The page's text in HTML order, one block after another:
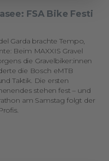
FSA Bike Festi
Garda brachte Tempo,
Beim MAXXIS Gravel
die Gravelbiker:innen
die Bosch eMTB
Taktik. Die ersten
stehen fest – und
am Samstag folgt der